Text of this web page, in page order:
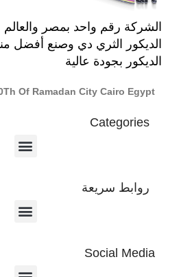
الشركة رقم واحد بمصر والعالم
الديكور الثري دي وصنع أفضل
الديكور بجودة عالية
Of Ramadan City Cairo Egypt
Categories
روابط سريعة
Social Media